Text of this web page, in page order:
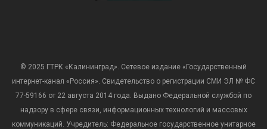
© 2025 ГТРК «Калининград». Сетевое издание «Государственный
интернет-канал «Россия». Свидетельство о регистрации СМИ ЭЛ № ФС
77-59166 от 22 августа 2014 года. Выдано Федеральной службой по
надзору в сфере связи, информационных технологий и массовых
коммуникаций. Учредитель: Федеральное государственное унитарное